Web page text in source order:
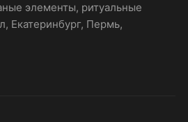
элементы, ритуальные
Екатеринбург, Пермь,